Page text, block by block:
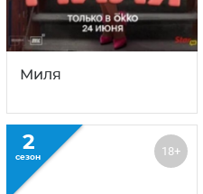
Миля
2
сезон 18+